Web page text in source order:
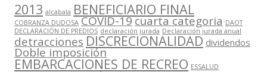
2013 alcabala BENEFICIARIO FINAL
COBRANZA DUDOSA COVID-19cuarta categoria DAOT
DECLARACIÓN DE PREDIOS declaración jurada Declaración jurada anual
detracciones DISCRECIONALIDAD dividendos
Doble imposición
EMBARCACIONES DE RECREO ESSALUD